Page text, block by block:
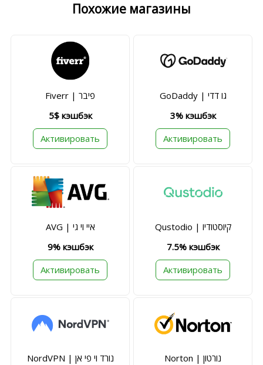
Похожие магазины
Fiverr | פיבר
5$ кэшбэк
Активировать
GoDaddy | גו דדי
3% кэшбэк
Активировать
AVG | איי וי גי
9% кэшбэк
Активировать
Qustodio | קיוסטודיו
7.5% кэшбэк
Активировать
NordVPN | נורד וי פי אן
Norton | נורטון